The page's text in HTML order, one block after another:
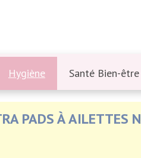
Hygiène Santé Bien-être
PADS À AILETTES